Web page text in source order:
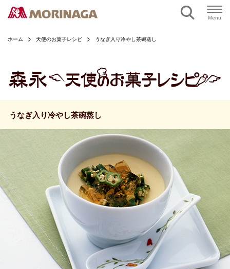
Menu
ホーム 天使のお菓子レシピ うなぎ入り冷やし茶碗蒸し
うなぎ入り冷やし茶碗蒸し